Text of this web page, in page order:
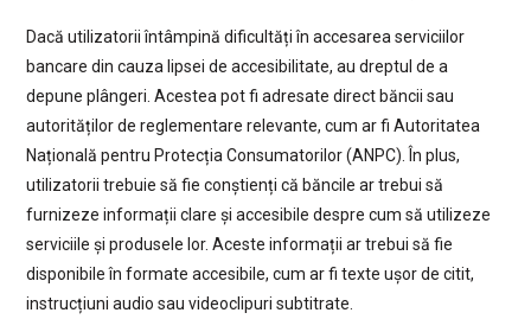
Dacă utilizatorii întâmpină dificultăți în accesarea serviciilor
bancare din cauza lipsei de accesibilitate, au dreptul de a
depune plângeri. Acestea pot fi adresate direct băncii sau
autorităților de reglementare relevante, cum ar fi Autoritatea
Națională pentru Protecția Consumatorilor (ANPC). În plus,
utilizatorii trebuie să fie conștienți că băncile ar trebui să
furnizeze informații clare și accesibile despre cum să utilizeze
serviciile și produsele lor. Aceste informații ar trebui să fie
disponibile în formate accesibile, cum ar fi texte ușor de citit,
instrucțiuni audio sau videoclipuri subtitrate.